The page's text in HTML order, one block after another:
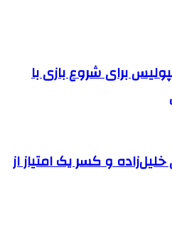
برای شروع بازی با
و کسر یک امتیاز از